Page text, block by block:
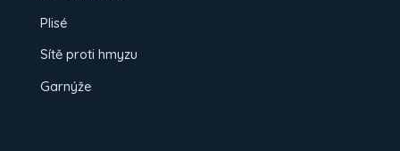
Plisé
Sítě proti hmyzu
Garnýže